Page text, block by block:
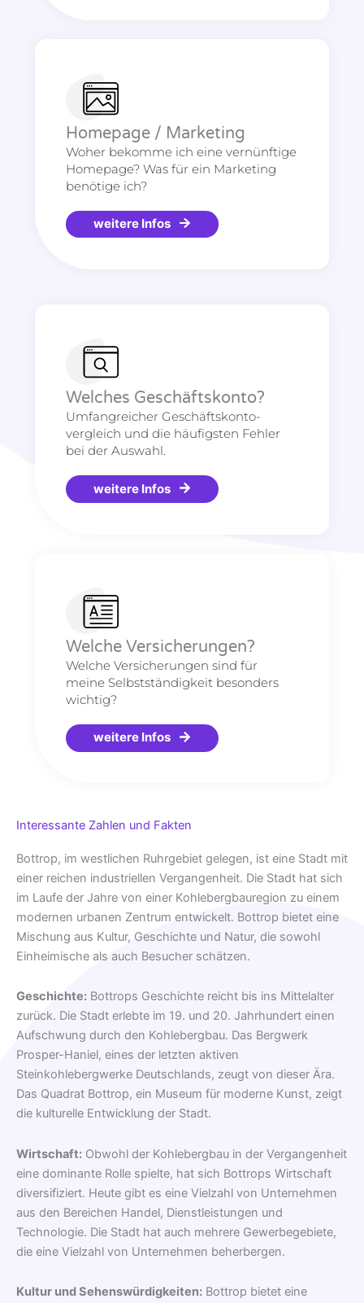
Homepage / Marketing
Woher bekomme ich eine vernünftige
Homepage? Was für ein Marketing
benötige ich?
weitere Infos
Welches Geschäftskonto?
Umfangreicher Geschäftskonto-
vergleich und die häufigsten Fehler
bei der Auswahl.
weitere Infos
Welche Versicherungen?
Welche Versicherungen sind für
meine Selbstständigkeit besonders
wichtig?
weitere Infos
Interessante Zahlen und Fakten
Bottrop, im westlichen Ruhrgebiet gelegen, ist eine Stadt mit
einer reichen industriellen Vergangenheit. Die Stadt hat sich
im Laufe der Jahre von einer Kohlebergbauregion zu einem
modernen urbanen Zentrum entwickelt. Bottrop bietet eine
Mischung aus Kultur, Geschichte und Natur, die sowohl
Einheimische als auch Besucher schätzen.
Geschichte: Bottrops Geschichte reicht bis ins Mittelalter
zurück. Die Stadt erlebte im 19. und 20. Jahrhundert einen
Aufschwung durch den Kohlebergbau. Das Bergwerk
Prosper-Haniel, eines der letzten aktiven
Steinkohlebergwerke Deutschlands, zeugt von dieser Ära.
Das Quadrat Bottrop, ein Museum für moderne Kunst, zeigt
die kulturelle Entwicklung der Stadt.
Wirtschaft: Obwohl der Kohlebergbau in der Vergangenheit
eine dominante Rolle spielte, hat sich Bottrops Wirtschaft
diversifiziert. Heute gibt es eine Vielzahl von Unternehmen
aus den Bereichen Handel, Dienstleistungen und
Technologie. Die Stadt hat auch mehrere Gewerbegebiete,
die eine Vielzahl von Unternehmen beherbergen.
Kultur und Sehenswürdigkeiten: Bottrop bietet eine